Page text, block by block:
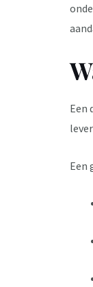
Een
Een